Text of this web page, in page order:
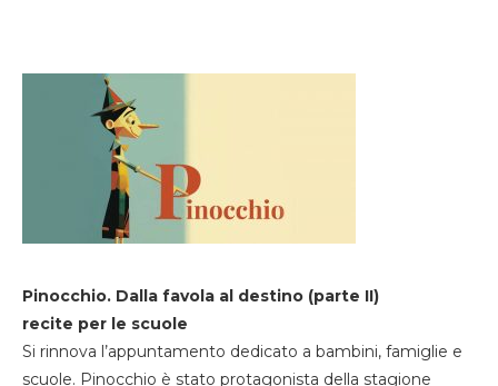
Pinocchio. Dalla favola al destino (parte II)
recite per le scuole
Si rinnova l’appuntamento dedicato a bambini, famiglie e
scuole. Pinocchio è stato protagonista della stagione